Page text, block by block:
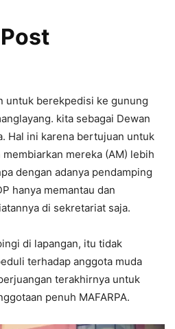
untuk berekpedisi ke gunung
kita sebagai Dewan
Hal ini karena bertujuan untuk
mereka (AM) lebih
dengan adanya pendamping
hanya memantau dan
di sekretariat saja.
di lapangan, itu tidak
terhadap anggota muda
terakhirnya untuk
penuh MAFARPA.